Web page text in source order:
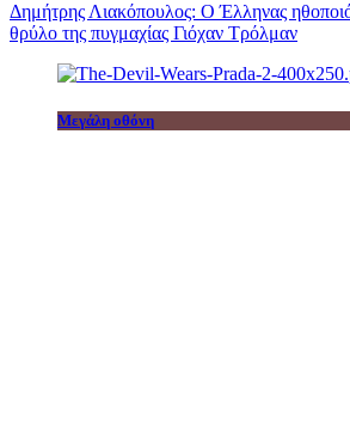
Δημήτρης Λιακόπουλος: Ο Έλληνας
θρύλο της πυγμαχίας Γιόχαν Τρόλμαν
Μεγάλη οθόνη